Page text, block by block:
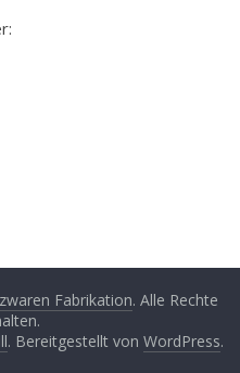
Fabrikation. Alle Rechte
. Bereitgestellt von WordPress.